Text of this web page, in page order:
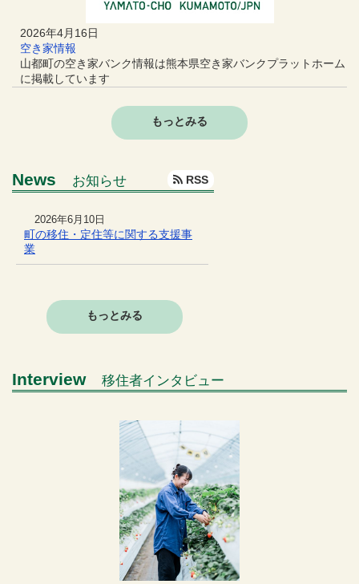
2026年4月16日
空き家情報
山都町の空き家バンク情報は熊本県空き家バンクプラットホーム
に掲載しています
もっとみる
News お知らせ RSS
2026年6月10日
町の移住・定住等に関する支援事
業
もっとみる
Interview 移住者インタビュー